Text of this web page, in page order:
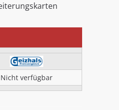
Nicht verfügbar